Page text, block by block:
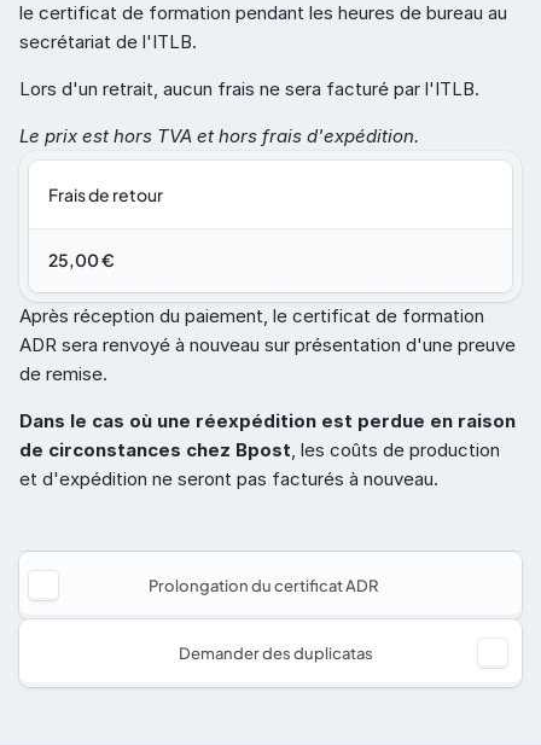
le certificat de formation pendant les heures de bureau au
secrétariat de l'ITLB.
Lors d'un retrait, aucun frais ne sera facturé par l'ITLB.
Le prix est hors TVA et hors frais d'expédition.
Frais de retour
25,00 €
Après réception du paiement, le certificat de formation
ADR sera renvoyé à nouveau sur présentation d'une preuve
de remise.
Dans le cas où une réexpédition est perdue en raison
de circonstances chez Bpost, les coûts de production
et d'expédition ne seront pas facturés à nouveau.
Prolongation du certificat ADR
Demander des duplicatas